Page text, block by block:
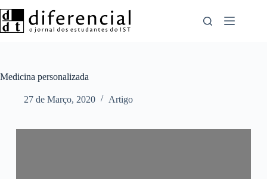
para
o
Medicina personalizada
27 de Março, 2020 Artigo